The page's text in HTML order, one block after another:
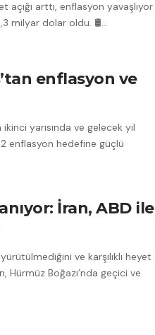
açığı arttı, enflasyon yavaşlıyor
milyar dolar oldu. 🛢️
enflasyon ve
yarısında ve gelecek yıl
enflasyon hedefine güçlü
İran, ABD ile
ve karşılıklı heyet
Hürmüz Boğazı’nda geçici ve